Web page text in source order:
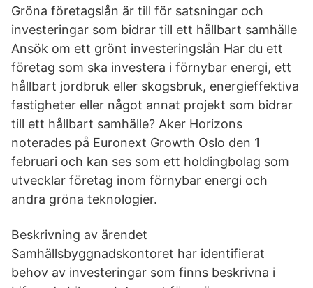
Gröna företagslån är till för satsningar och
investeringar som bidrar till ett hållbart samhälle
Ansök om ett grönt investeringslån Har du ett
företag som ska investera i förnybar energi, ett
hållbart jordbruk eller skogsbruk, energieffektiva
fastigheter eller något annat projekt som bidrar
till ett hållbart samhälle? Aker Horizons
noterades på Euronext Growth Oslo den 1
februari och kan ses som ett holdingbolag som
utvecklar företag inom förnybar energi och
andra gröna teknologier.
Beskrivning av ärendet
Samhällsbyggnadskontoret har identifierat
behov av investeringar som finns beskrivna i